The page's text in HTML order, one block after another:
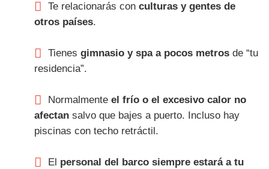
Te relacionarás con culturas y gentes de
otros países.
Tienes gimnasio y spa a pocos metrosde “tu
residencia”.
Normalmente el frío o el excesivo calor no
afectansalvo que bajes a puerto. Incluso hay
piscinas con techo retráctil.
El personal del barco siempre estará a tu